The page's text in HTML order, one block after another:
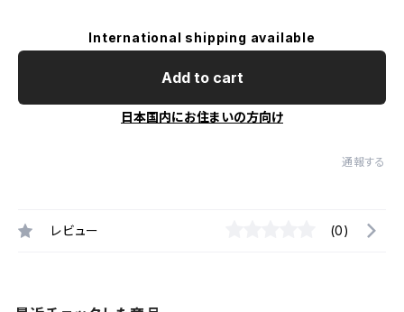
International shipping available
Add to cart
日本国内にお住まいの方向け
通報する
レビュー (0)